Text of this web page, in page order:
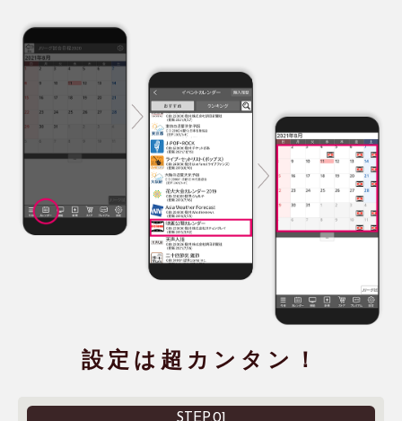
設定は超カンタン！